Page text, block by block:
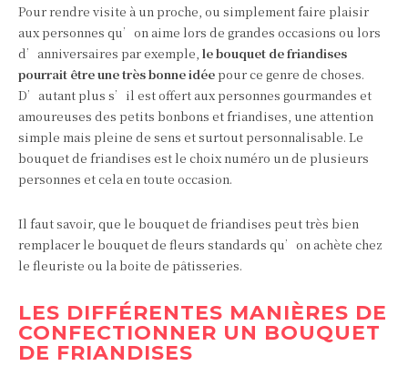
Pour rendre visite à un proche, ou simplement faire plaisir
aux personnes qu’on aime lors de grandes occasions ou lors
d’anniversaires par exemple, le bouquet de friandises
pourrait être une très bonne idéepour ce genre de choses.
D’autant plus s’il est offert aux personnes gourmandes et
amoureuses des petits bonbons et friandises, une attention
simple mais pleine de sens et surtout personnalisable. Le
bouquet de friandises est le choix numéro un de plusieurs
personnes et cela en toute occasion.
Il faut savoir, que le bouquet de friandises peut très bien
remplacer le bouquet de fleurs standards qu’on achète chez
le fleuriste ou la boite de pâtisseries.
LES DIFFÉRENTES MANIÈRES DE
CONFECTIONNER UN BOUQUET
DE FRIANDISES